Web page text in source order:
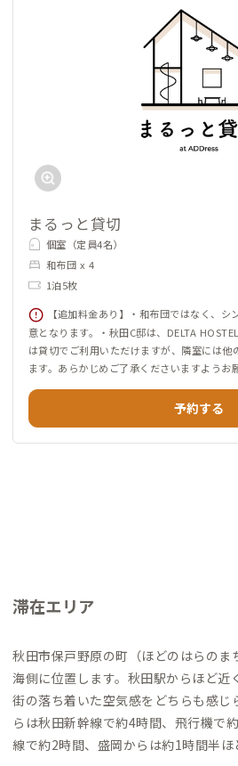
まるっと貸切
個室（定員4名）
和布団 x 4
1泊5枚
【追加料金あり】・和布団ではなく、
意となります。・秋田C邸は、DELTA
は貸切でご利用いただけますが、隣室には他
ます。あらかじめご了承くださいますようお
予約する
滞在エリア
秋田市保戸野原の町（ほどのはらのま
海側に位置します。秋田駅からほど近
街の落ち着いた空気感をどちらも感じ
らは秋田新幹線で約4時間、飛行機で
線で約2時間、盛岡からは約1時間半ほ